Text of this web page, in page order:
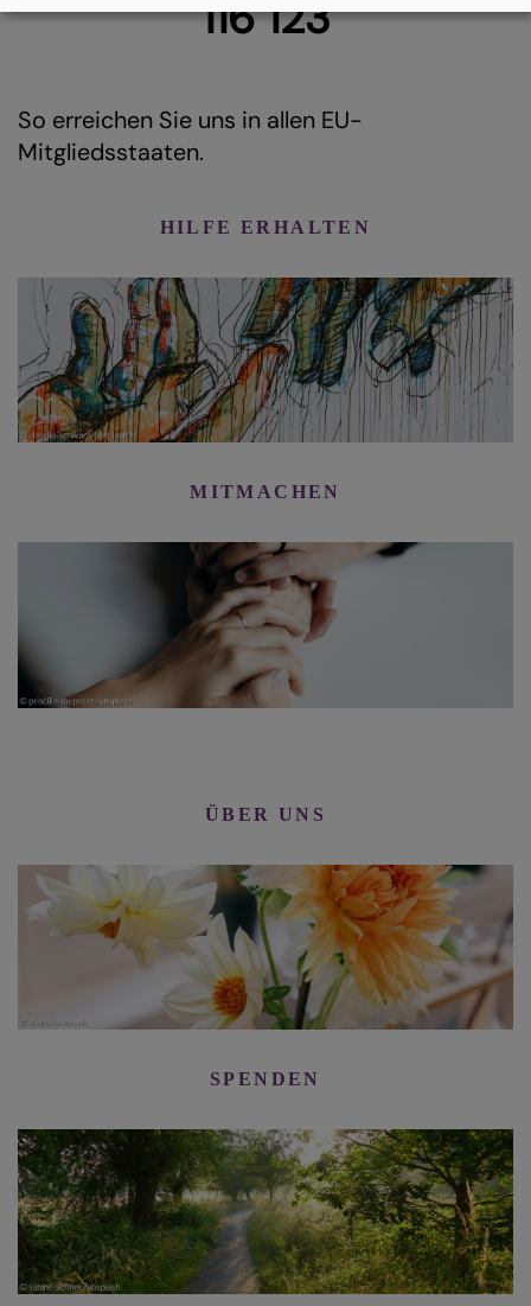
116 123
So erreichen Sie uns in allen EU-
Mitgliedsstaaten.
HILFE ERHALTEN
MITMACHEN
ÜBER UNS
SPENDEN